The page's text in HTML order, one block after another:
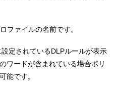
ファイルの名前です。
定されているDLPルールが表示
ワードが含まれている場合ポリ
能です。